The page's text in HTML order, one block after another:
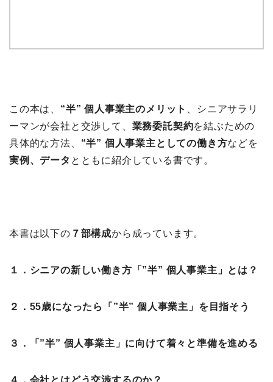
この本は、 “半” 個人事業主のメリット
、シニアサラリ
ーマンが会社と交渉して、 業務委託契約を結ぶための
具体的な方法、 “半” 個人事業主としての働き方などを
実例、データ とともに紹介している書です。
本書は以下の ７部構成から成っています。
１．シニアの新しい働き方「”半” 個人事業主」とは？
２．55歳になったら「”半” 個人事業主」を目指そう
３．「”半” 個人事業主」に向けて着々と準備を進める
４．会社とはどう交渉するのか？